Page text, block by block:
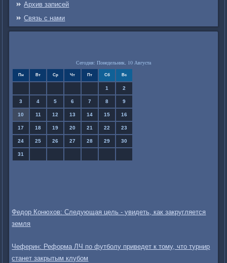
Архив записей
Связь c нами
Сегодня: Понедельник, 10 Августа
Пн Вт Ср Чт Пт Сб Вс
1 2
3 4 5 6 7 8 9
10 11 12 13 14 15 16
17 18 19 20 21 22 23
24 25 26 27 28 29 30
31
Федор Конюхов: Следующая цель - увидеть, как закругляется
земля
Чеферин: Реформа ЛЧ по футболу приведет к тому, что турнир
станет закрытым клубом